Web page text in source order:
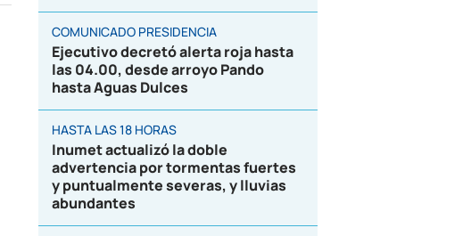
COMUNICADO PRESIDENCIA
Ejecutivo decretó alerta roja hasta
las 04.00, desde arroyo Pando
hasta Aguas Dulces
HASTA LAS 18 HORAS
Inumet actualizó la doble
advertencia por tormentas fuertes
y puntualmente severas, y lluvias
abundantes